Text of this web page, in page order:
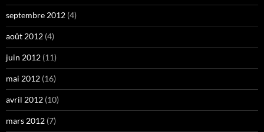
septembre 2012 (4)
août 2012 (4)
juin 2012 (11)
mai 2012 (16)
avril 2012 (10)
mars 2012 (7)